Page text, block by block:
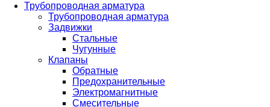
Трубопроводная арматура
Трубопроводная арматура
Задвижки
Стальные
Чугунные
Клапаны
Обратные
Предохранительные
Электромагнитные
Смесительные